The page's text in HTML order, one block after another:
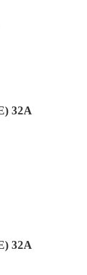
32A
32A